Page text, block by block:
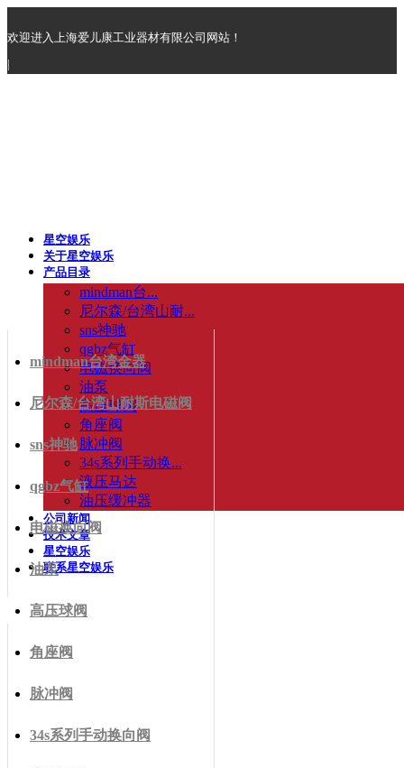
欢迎进入上海爱儿康工业器材有限公司网站！
|
星空娱乐
关于星空娱乐
产品目录
mindman台...
尼尔森/台湾山耐...
sns神驰
qgbz气缸
电磁换向阀
油泵
高压球阀
角座阀
脉冲阀
34s系列手动换...
液压马达
油压缓冲器
公司新闻
技术文章
星空娱乐
联系星空娱乐
mindman台湾金器
尼尔森/台湾山耐斯电磁阀
sns神驰
qgbz气缸
电磁换向阀
油泵
高压球阀
角座阀
脉冲阀
34s系列手动换向阀